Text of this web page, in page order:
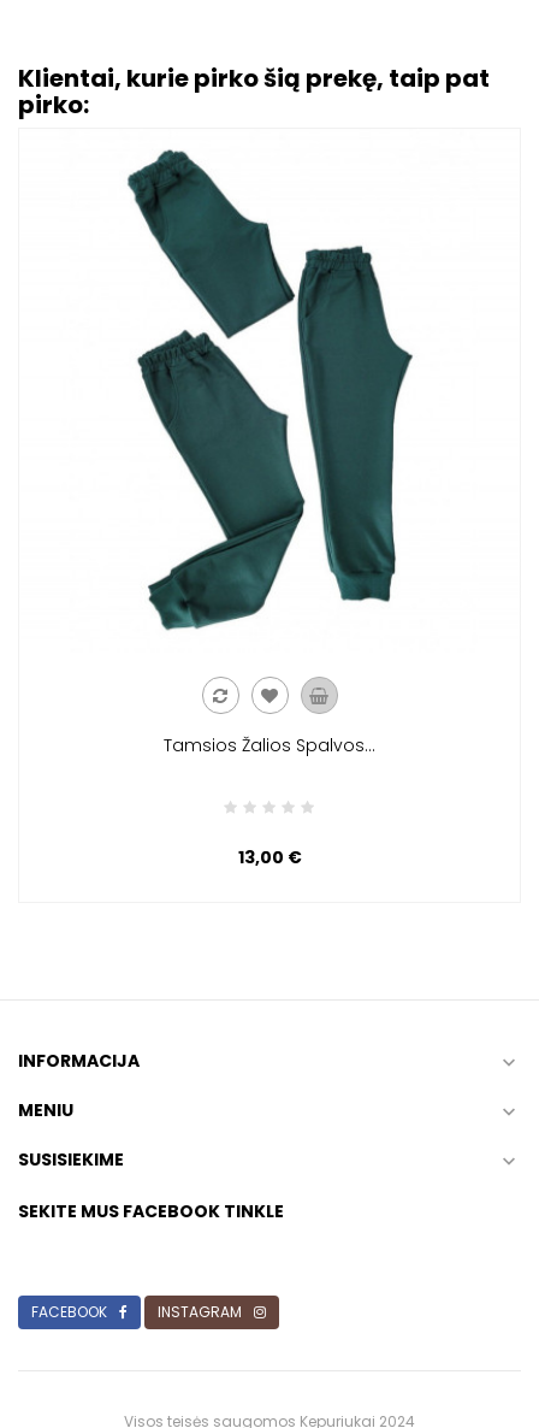
Klientai, kurie pirko šią prekę, taip pat
pirko:
Tamsios Žalios Spalvos...
13,00 €
INFORMACIJA

MENIU

SUSISIEKIME

SEKITE MUS FACEBOOK TINKLE
FACEBOOK INSTAGRAM
Visos teisės saugomos Kepuriukai 2024